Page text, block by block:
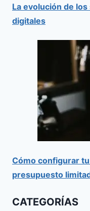
La evolución de
digitales
Cómo configurar
presupuesto
CATEGORÍAS